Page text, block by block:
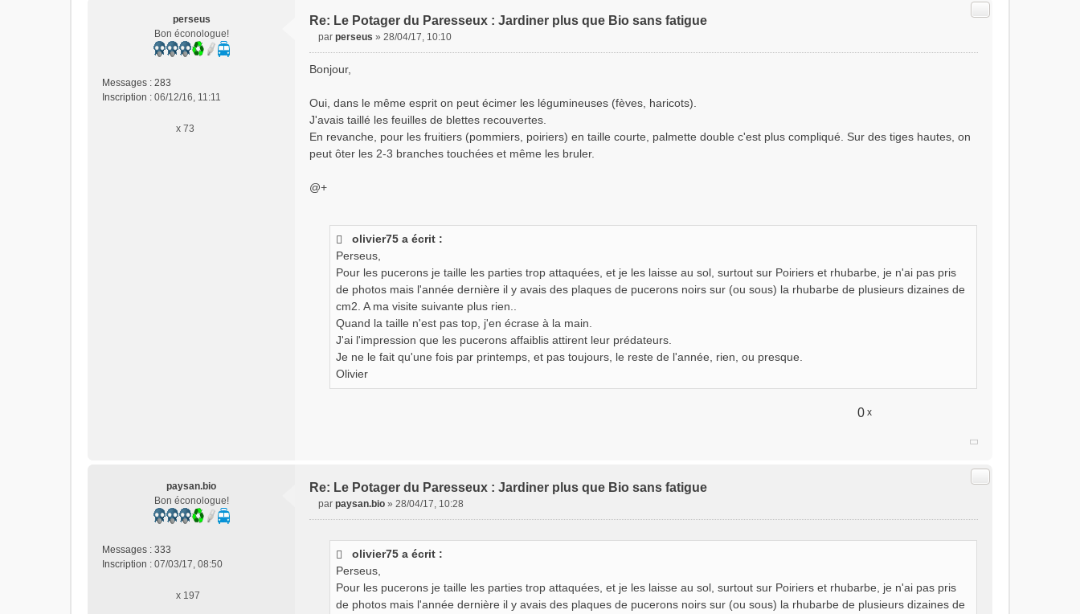
perseus
Bon éconologue!
Messages : 283
Inscription : 06/12/16, 11:11
x 73
Re: Le Potager du Paresseux : Jardiner plus que Bio sans fatigue
Citer
s
a
g
e
l
par perseus » 28/04/17, 10:10
Bonjour,
Oui, dans le même esprit on peut écimer les légumineuses (fèves, haricots).
J'avais taillé les feuilles de blettes recouvertes.
En revanche, pour les fruitiers (pommiers, poiriers) en taille courte, palmette double c'est plus compliqué. Sur des tiges hautes, on
peut ôter les 2-3 branches touchées et même les bruler.
@+
olivier75 a écrit :
Perseus,
Pour les pucerons je taille les parties trop attaquées, et je les laisse au sol, surtout sur Poiriers et rhubarbe, je n'ai pas pris
de photos mais l'année dernière il y avais des plaques de pucerons noirs sur (ou sous) la rhubarbe de plusieurs dizaines de
cm2. A ma visite suivante plus rien..
Quand la taille n'est pas top, j'en écrase à la main.
J'ai l'impression que les pucerons affaiblis attirent leur prédateurs.
Je ne le fait qu'une fois par printemps, et pas toujours, le reste de l'année, rien, ou presque.
Olivier
0 x
paysan.bio
Bon éconologue!
Messages : 333
Inscription : 07/03/17, 08:50
x 197
Re: Le Potager du Paresseux : Jardiner plus que Bio sans fatigue
Citer
par paysan.bio » 28/04/17, 10:28
olivier75 a écrit :
Perseus,
Pour les pucerons je taille les parties trop attaquées, et je les laisse au sol, surtout sur Poiriers et rhubarbe, je n'ai pas pris
de photos mais l'année dernière il y avais des plaques de pucerons noirs sur (ou sous) la rhubarbe de plusieurs dizaines de